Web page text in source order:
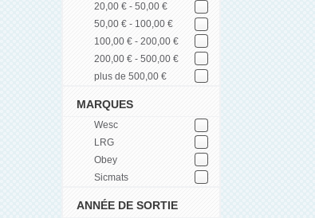
20,00 € - 50,00 €
50,00 € - 100,00 €
100,00 € - 200,00 €
200,00 € - 500,00 €
plus de 500,00 €
MARQUES
Wesc
LRG
Obey
Sicmats
ANNÉE DE SORTIE